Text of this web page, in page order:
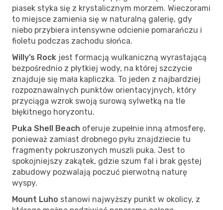
piasek styka się z krystalicznym morzem. Wieczorami
to miejsce zamienia się w naturalną galerię, gdy
niebo przybiera intensywne odcienie pomarańczu i
fioletu podczas zachodu słońca.
Willy’s Rock jest formacją wulkaniczną wyrastającą
bezpośrednio z płytkiej wody, na której szczycie
znajduje się mała kapliczka. To jeden z najbardziej
rozpoznawalnych punktów orientacyjnych, który
przyciąga wzrok swoją surową sylwetką na tle
błękitnego horyzontu.
Puka Shell Beach oferuje zupełnie inną atmosferę,
ponieważ zamiast drobnego pyłu znajdziecie tu
fragmenty pokruszonych muszli puka. Jest to
spokojniejszy zakątek, gdzie szum fal i brak gęstej
zabudowy pozwalają poczuć pierwotną naturę
wyspy.
Mount Luho stanowi najwyższy punkt w okolicy, z